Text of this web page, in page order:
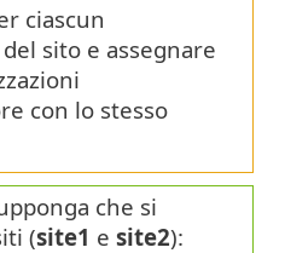
ciascun
sito e assegnare
con lo stesso
che si
(site1 e site2):